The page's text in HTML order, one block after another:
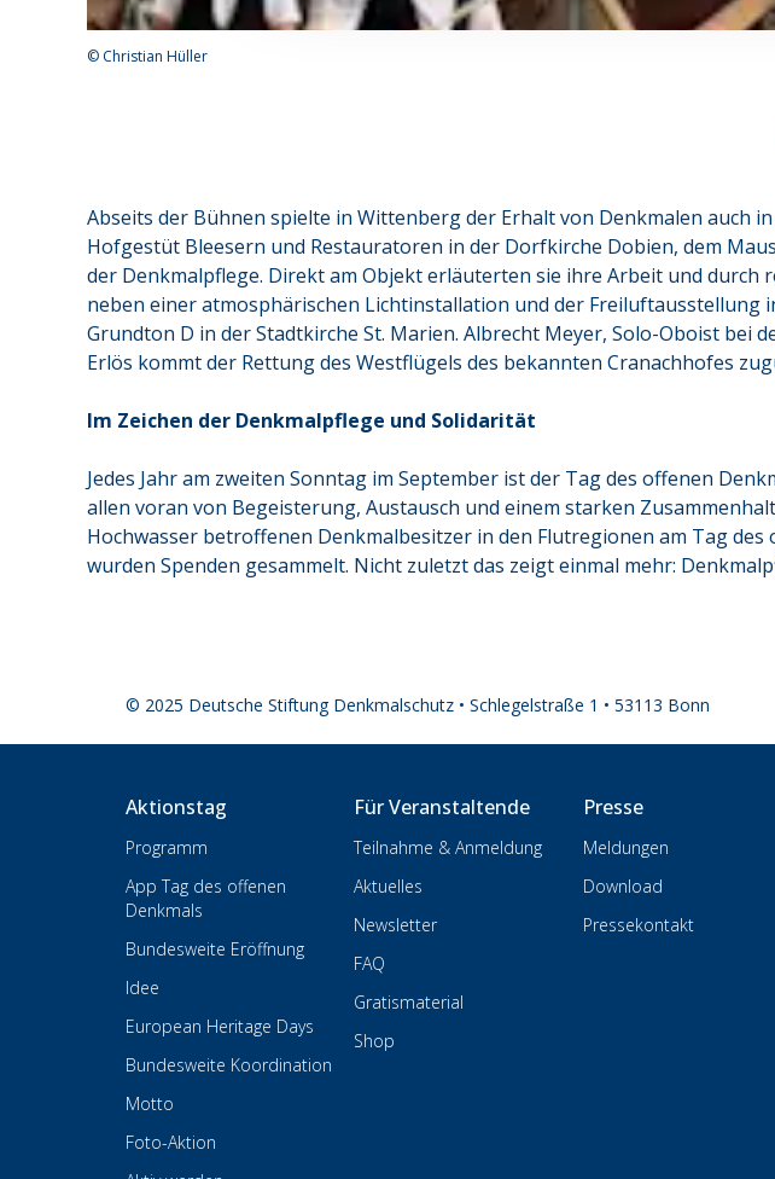
© Christian Hüller
Abseits der Bühnen spielte in Wittenberg der Erhalt von Denkmalen auch
Hofgestüt Bleesern und Restauratoren in der Dorfkirche Dobien, dem
der Denkmalpflege. Direkt am Objekt erläuterten sie ihre Arbeit und
neben einer atmosphärischen Lichtinstallation und der
Grundton D in der Stadtkirche St. Marien. Albrecht Meyer, Solo-Oboist
Erlös kommt der Rettung des Westflügels des bekannten Cranachhofes
Im Zeichen der Denkmalpflege und Solidarität
Jedes Jahr am zweiten Sonntag im September ist der Tag des offenen
allen voran von Begeisterung, Austausch und einem starken
Hochwasser betroffenen Denkmalbesitzer in den Flutregionen am Tag
wurden Spenden gesammelt. Nicht zuletzt das zeigt einmal mehr:
© 2025 Deutsche Stiftung Denkmalschutz • Schlegelstraße 1 • 53113 Bonn
Aktionstag
Programm
App Tag des offenen
Denkmals
Bundesweite Eröffnung
Idee
European Heritage Days
Bundesweite Koordination
Motto
Foto-Aktion
Für Veranstaltende
Teilnahme & Anmeldung
Aktuelles
Newsletter
FAQ
Gratismaterial
Shop
Presse
Meldungen
Download
Pressekontakt